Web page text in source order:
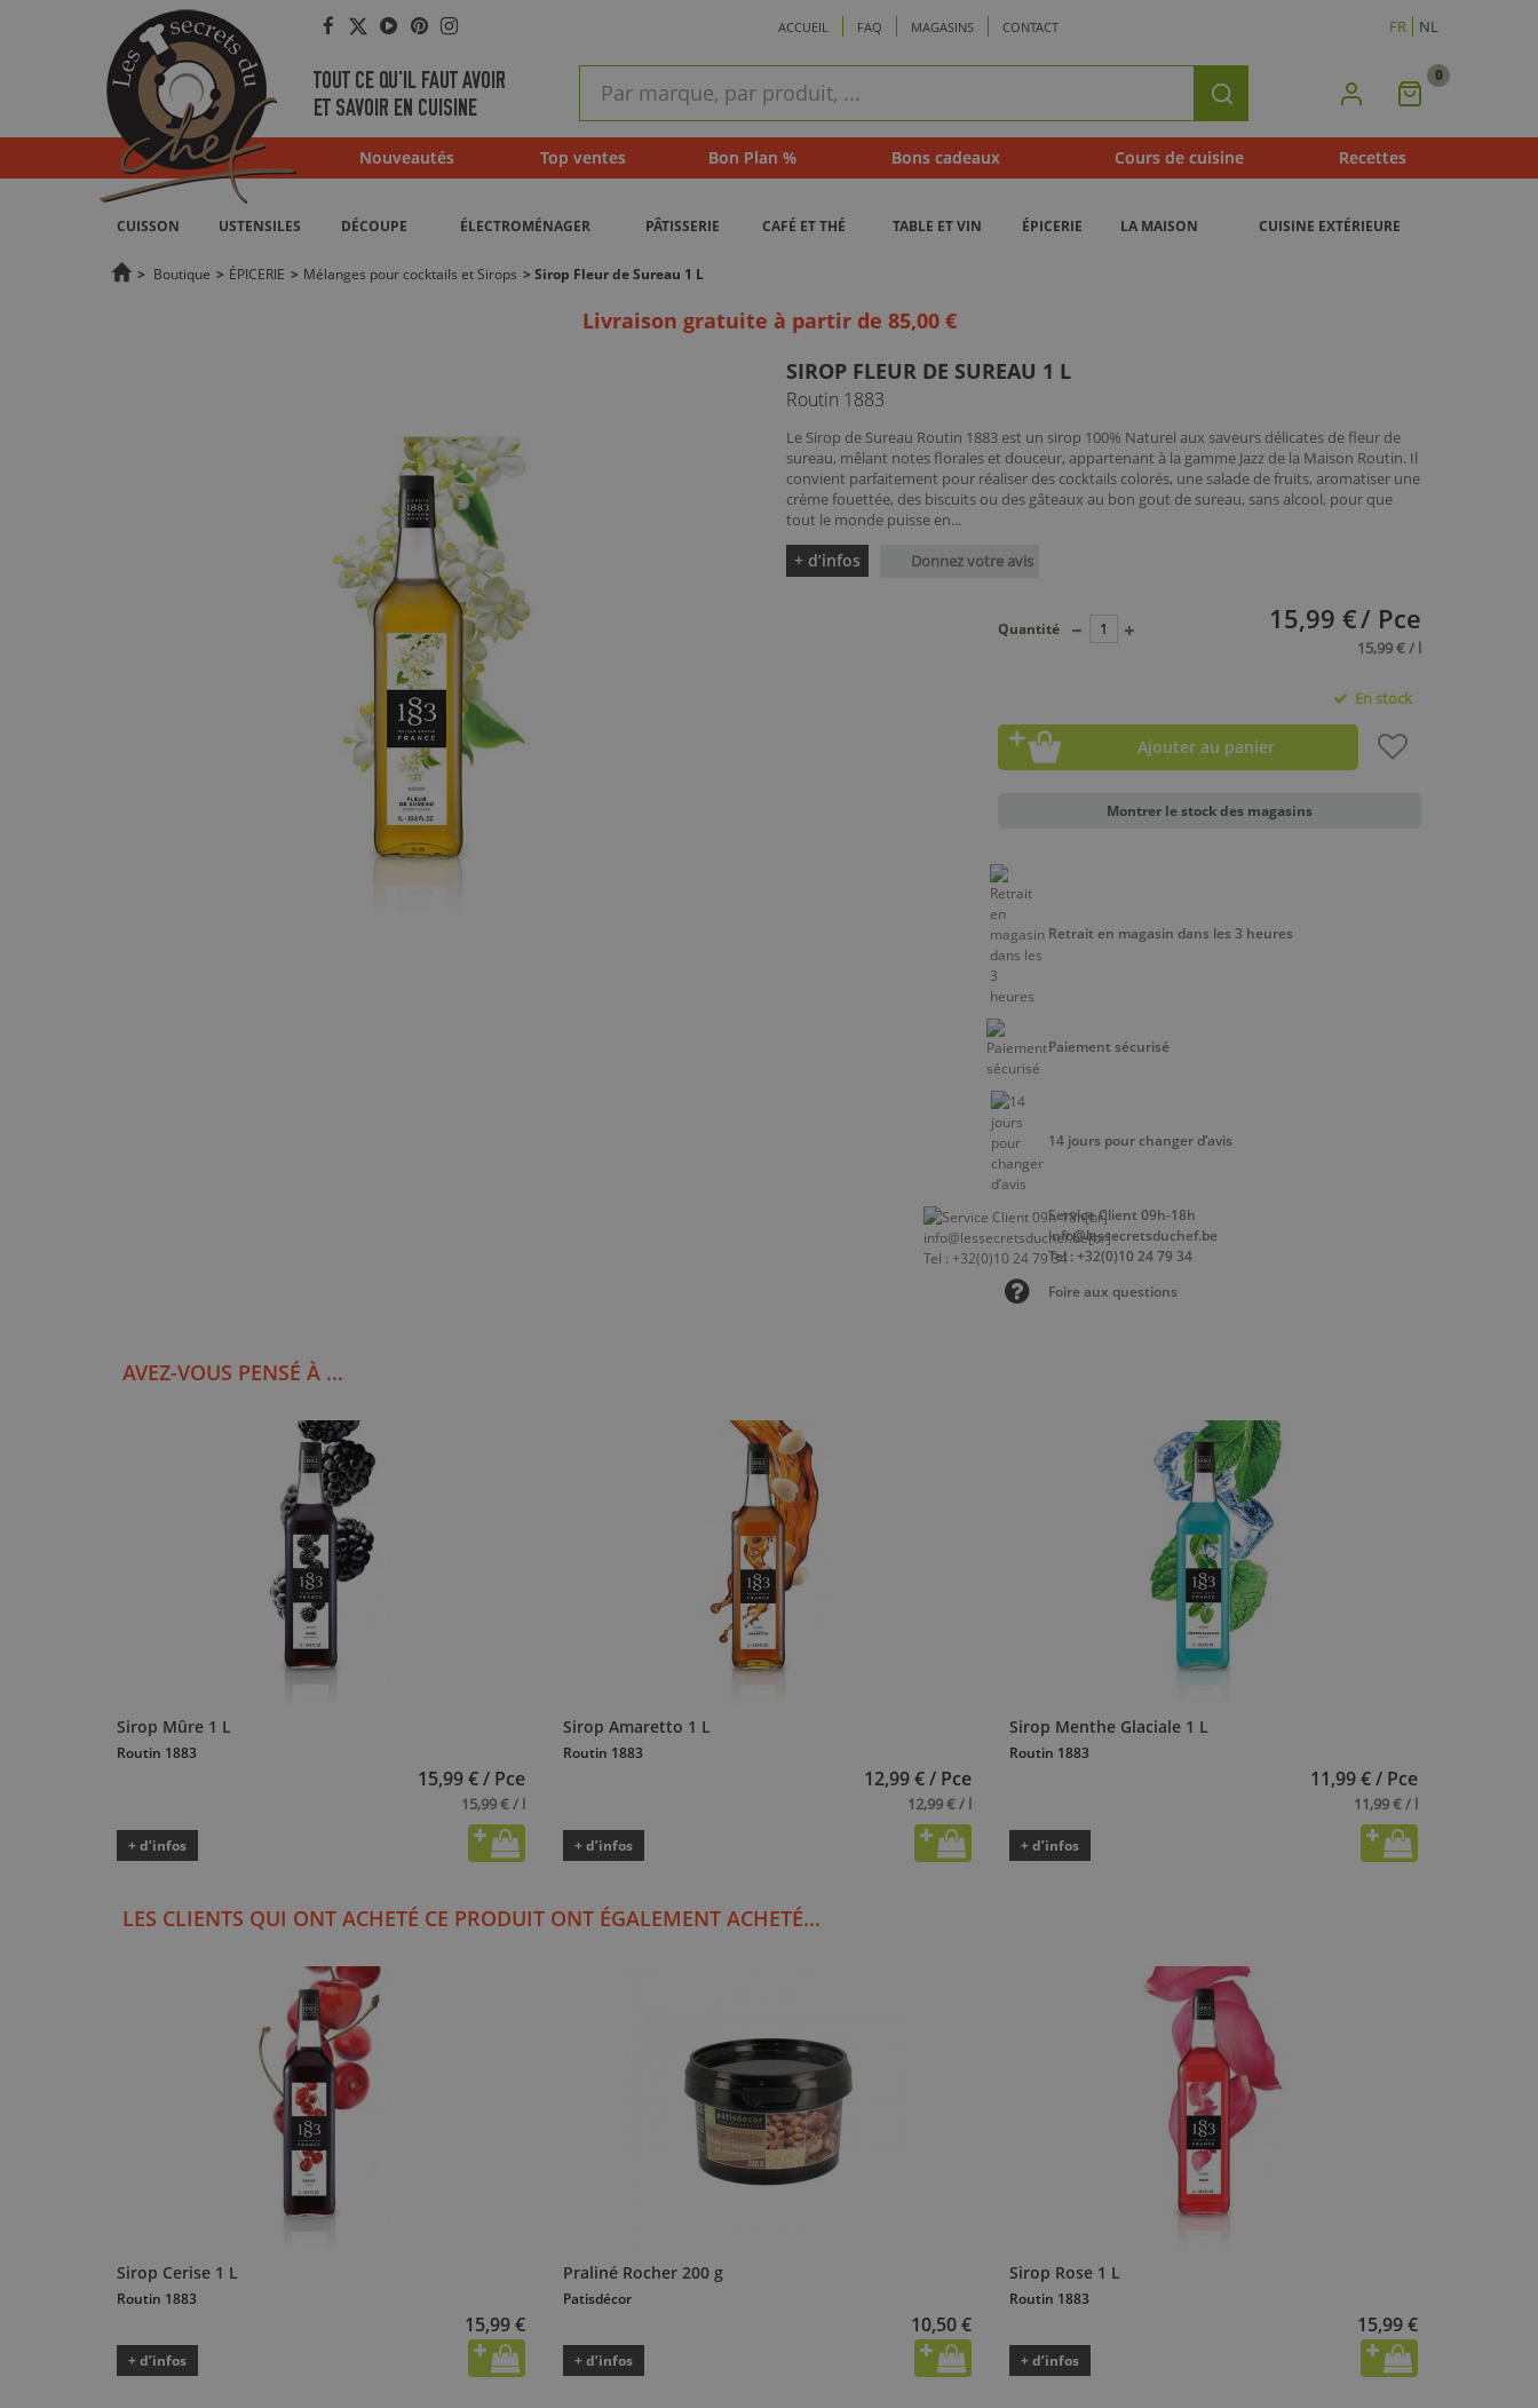
Facebook
Twitter
YouTube
Pinterest
Instagram ACCUEIL FAQ MAGASINS CONTACT FR NL
TOUT CE QU'IL FAUT AVOIR
ET SAVOIR EN CUISINE
rapide
Rechercher Mon
0
Nouveautés Top ventes Bon Plan % Bons cadeaux Cours de cuisine Recettes
CUISSON USTENSILES DÉCOUPE ÉLECTROMÉNAGER PÂTISSERIE CAFÉ ET THÉ TABLE ET VIN ÉPICERIE LA MAISON CUISINE EXTÉRIEURE
> Boutique > ÉPICERIE > Mélanges pour cocktails et Sirops > Sirop Fleur de Sureau 1 L
Livraison gratuite à partir de 85,00 €
SIROP FLEUR DE SUREAU 1 L
Routin 1883
Le Sirop de Sureau Routin 1883 est un sirop 100% Naturel aux saveurs délicates de fleur de
sureau, mêlant notes florales et douceur, appartenant à la gamme Jazz de la Maison Routin. Il
convient parfaitement pour réaliser des cocktails colorés, une salade de fruits, aromatiser une
crème fouettée, des biscuits ou des gâteaux au bon gout de sureau, sans alcool, pour que
tout le monde puisse en...
+ d’infos Donnez votre avis
15,99 €/ Pce
15,99 € / l
Quantité
En stock
Ajouter au panier
Montrer le stock des magasins
Retrait en magasin dans les 3 heures
Paiement sécurisé
14 jours pour changer d’avis
Service Client 09h-18h
info@lessecretsduchef.be
Tel : +32(0)10 24 79 34
Foire aux questions
AVEZ-VOUS PENSÉ À ...
Sirop Mûre 1 L
Routin 1883
15,99 € / Pce
15,99 € / l
+ d’infos
Sirop Amaretto 1 L
Routin 1883
12,99 € / Pce
12,99 € / l
+ d’infos
Sirop Menthe Glaciale 1 L
Routin 1883
11,99 € / Pce
11,99 € / l
+ d’infos
LES CLIENTS QUI ONT ACHETÉ CE PRODUIT ONT ÉGALEMENT ACHETÉ...
Sirop Cerise 1 L
Routin 1883
15,99 €
+ d’infos
Praliné Rocher 200 g
Patisdécor
10,50 €
+ d’infos
Sirop Rose 1 L
Routin 1883
15,99 €
+ d’infos